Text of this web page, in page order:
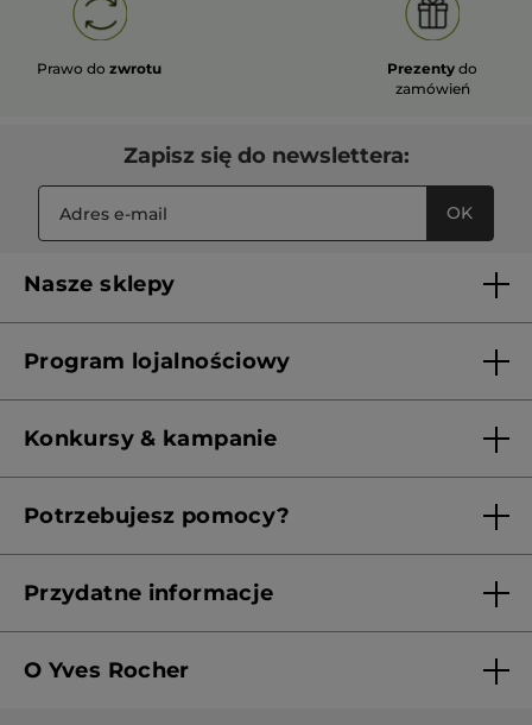
Prawo dozwrotu Prezenty do
zamówień
Zapisz się do newslettera:
OK
Nasze sklepy
Franczyza
Program lojalnościowy
Konkursy & kampanie
Potrzebujesz pomocy?
Przydatne informacje
Polityka prywatności
O Yves Rocher